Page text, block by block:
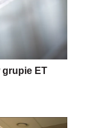
grupie ET